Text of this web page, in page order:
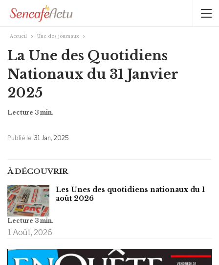
Accueil Une des journaux
La Une des Quotidiens
Nationaux du 31 Janvier
2025
Publié le 31 Jan, 2025
À DÉCOUVRIR
Les Unes des quotidiens nationaux du 1
août 2026
1 Août, 2026